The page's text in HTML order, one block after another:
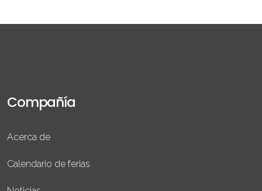
Compañía
Acerca de
Calendario de ferias